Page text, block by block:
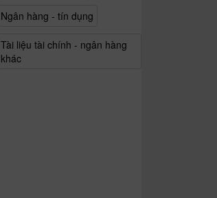
Ngân hàng - tín dụng
Tài liệu tài chính - ngân hàng
khác